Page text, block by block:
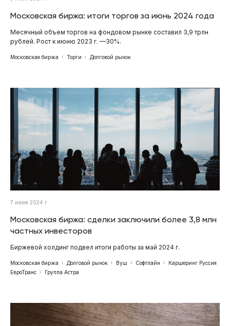
Московская биржа: итоги торгов за июнь 2024 года
Месячный объем торгов на фондовом рынке составил 3,9 трлн
рублей. Рост к июню 2023 г. —30%.
Московская биржа Торги Долговой рынок
7 июня 2024 г.
Московская биржа: сделки заключили более 3,8 млн
частных инвесторов
Биржевой холдинг подвел итоги работы за май 2024 г.
Московская биржа Долговой рынок Вуш Софтлайн
Каршеринг Руссия
ЕвроТранс
Группа Астра